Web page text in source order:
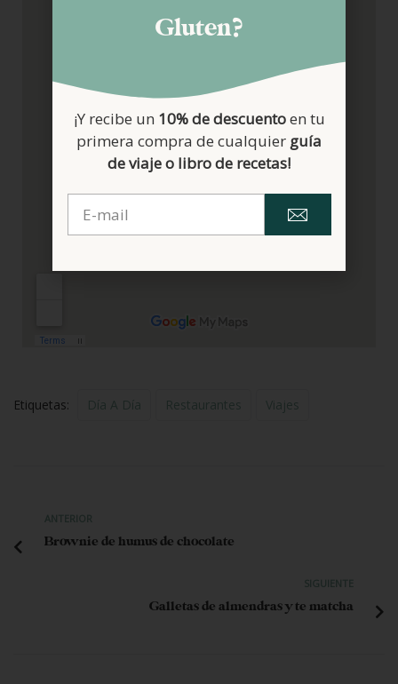
Etiquetas: Día A Día Restaurantes Viajes
ANTERIOR
Brownie de humus de chocolate
SIGUIENTE
Galletas de almendras y te matcha
Gluten?
¡Y recibe un 10% de descuentoen tu
primera compra de cualquier guía
de viaje o libro de recetas!